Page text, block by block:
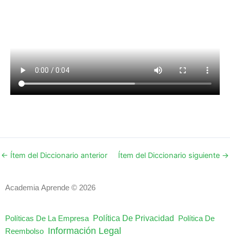
← Ítem del Diccionario anterior Ítem del Diccionario siguiente →
Academia Aprende © 2026
Políticas De La Empresa Política De Privacidad
Política De
Reembolso Información Legal